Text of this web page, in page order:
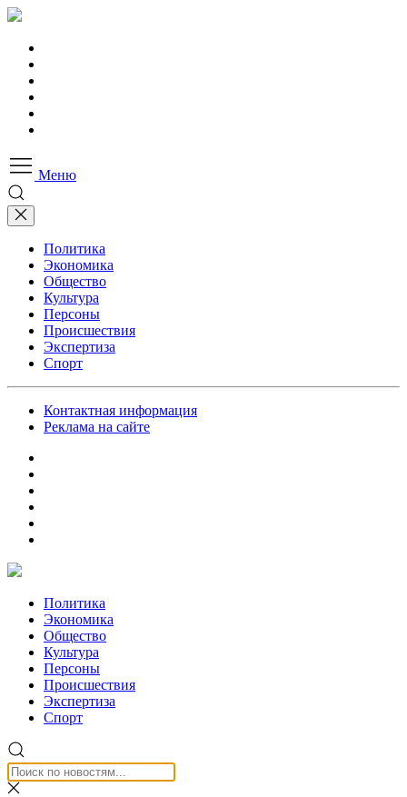
Меню
Политика
Экономика
Общество
Культура
Персоны
Происшествия
Экспертиза
Спорт
Контактная информация
Реклама на сайте
Политика
Экономика
Общество
Культура
Персоны
Происшествия
Экспертиза
Спорт